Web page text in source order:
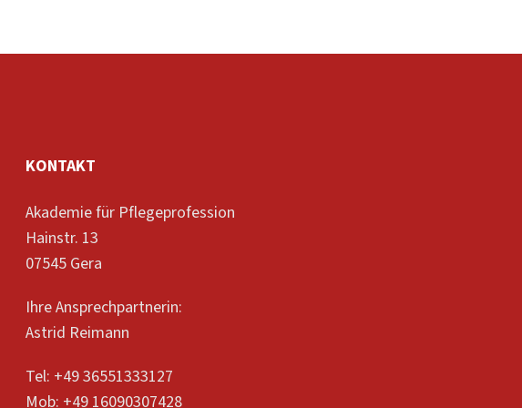
KONTAKT
Akademie für Pflegeprofession
Hainstr. 13
07545 Gera
Ihre Ansprechpartnerin:
Astrid Reimann
Tel: +49 36551333127
Mob: +49 16090307428